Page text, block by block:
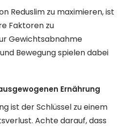
Reduslim zu maximieren, ist
Faktoren zu
Gewichtsabnahme
Bewegung spielen dabei
Ernährung
ist der Schlüssel zu einem
Achte darauf, dass